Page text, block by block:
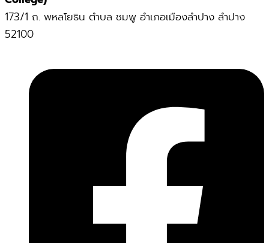
173/1 ถ. พหลโยธิน ตำบล ชมพู อำเภอเมืองลำปาง ลำปาง
52100